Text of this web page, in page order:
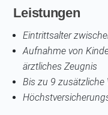
Leistungen
Eintrittsalter
Aufnahme von
ärztliches Zeugnis
Bis zu 9 zusätzliche